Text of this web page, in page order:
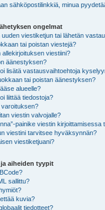
sähköpostilinkkiä, minua
ongelmat
uuden viestiketjun tai lähetän
tai poistan viestejä?
allekirjoituksen viestiini?
äänestyksen?
lisätä vastausvaihtoehtoja
tai poistan äänestyksen?
alueelle?
liittää tiedostoja?
varoituksen?
viestin valvojalle?
painike viestin kirjoittamisessa
viestini tarvitsee hyväksynnän?
viestiketjuani?
aiheiden tyypit
sallittu?
kuvia?
tiedotteet?